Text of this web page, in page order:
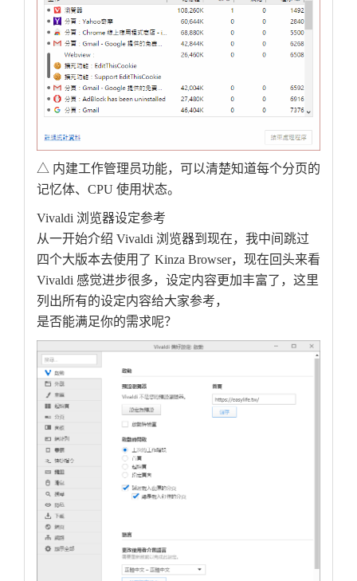
△ 内建工作管理员功能，可以清楚知道每个分页的
记忆体、CPU 使用状态。
Vivaldi 浏览器设定参考
从一开始介绍 Vivaldi 浏览器到现在，我中间跳过
四个大版本去使用了 Kinza Browser，现在回头来看
Vivaldi 感觉进步很多，设定内容更加丰富了，这里
列出所有的设定内容给大家参考，
是否能满足你的需求呢？